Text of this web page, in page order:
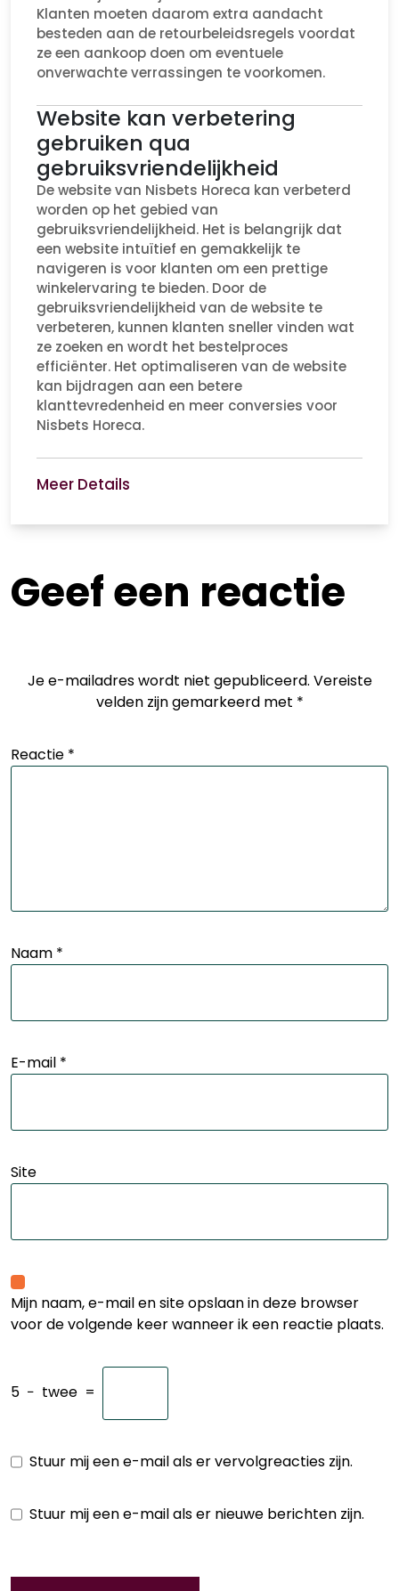
Klanten moeten daarom extra aandacht
besteden aan de retourbeleidsregels voordat
ze een aankoop doen om eventuele
onverwachte verrassingen te voorkomen.
Website kan verbetering
gebruiken qua
gebruiksvriendelijkheid
De website van Nisbets Horeca kan verbeterd
worden op het gebied van
gebruiksvriendelijkheid. Het is belangrijk dat
een website intuïtief en gemakkelijk te
navigeren is voor klanten om een prettige
winkelervaring te bieden. Door de
gebruiksvriendelijkheid van de website te
verbeteren, kunnen klanten sneller vinden wat
ze zoeken en wordt het bestelproces
efficiënter. Het optimaliseren van de website
kan bijdragen aan een betere
klanttevredenheid en meer conversies voor
Nisbets Horeca.
Meer Details
Geef een reactie
Je e-mailadres wordt niet gepubliceerd. Vereiste
velden zijn gemarkeerd met *
Reactie *
Naam *
E-mail *
Site
Mijn naam, e-mail en site opslaan in deze browser
voor de volgende keer wanneer ik een reactie plaats.
5 − twee =
Stuur mij een e-mail als er vervolgreacties zijn.
Stuur mij een e-mail als er nieuwe berichten zijn.